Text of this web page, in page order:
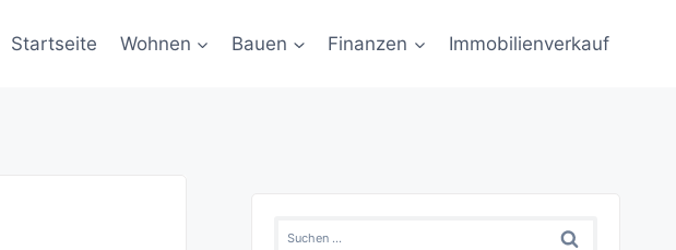
Startseite Wohnen Bauen Finanzen Immobilienverkauf
Suchen